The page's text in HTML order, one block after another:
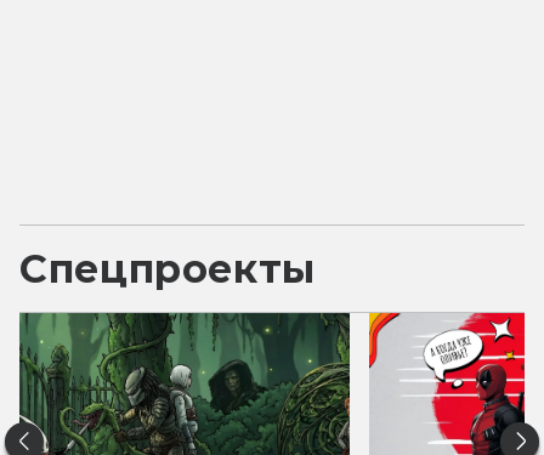
Спецпроекты